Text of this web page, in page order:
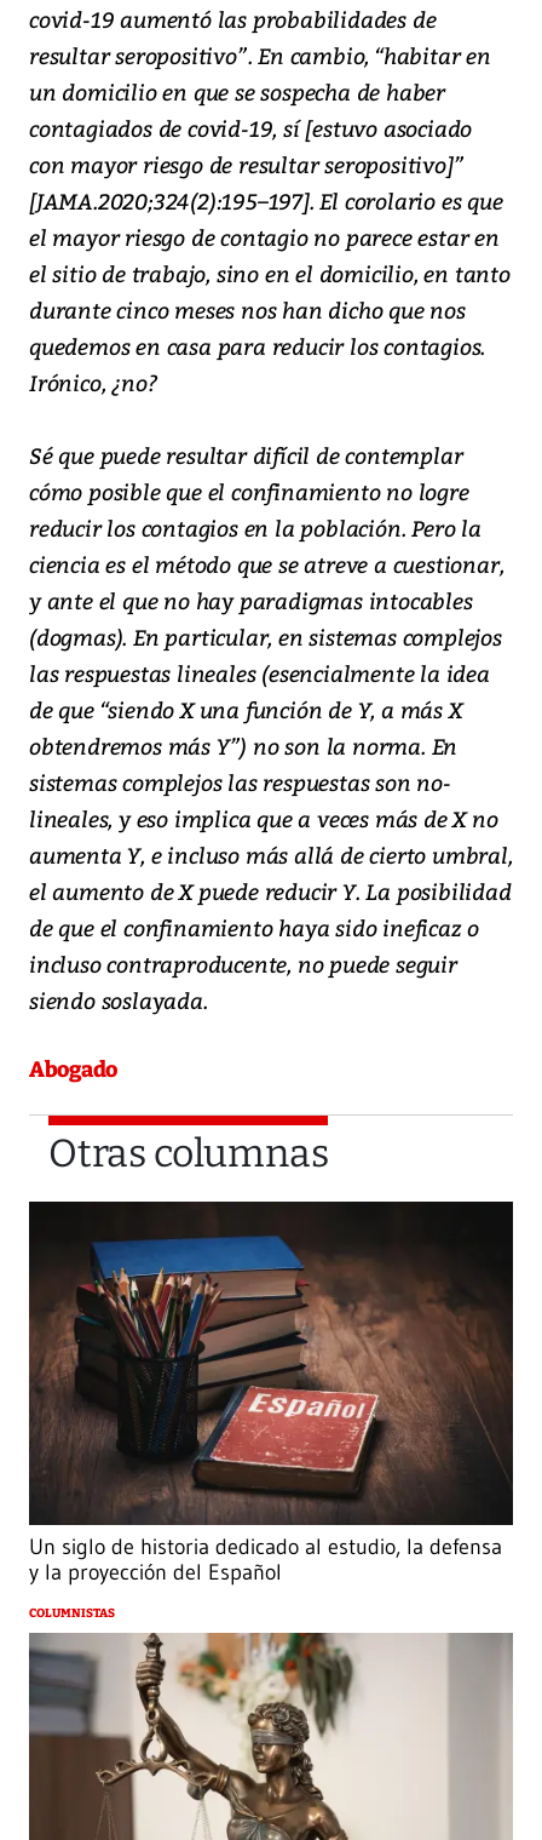
covid-19 aumentó las probabilidades de
resultar seropositivo”. En cambio, “habitar en
un domicilio en que se sospecha de haber
contagiados de covid-19, sí [estuvo asociado
con mayor riesgo de resultar seropositivo]”
[JAMA.2020;324(2):195–197]. El corolario es que
el mayor riesgo de contagio no parece estar en
el sitio de trabajo, sino en el domicilio, en tanto
durante cinco meses nos han dicho que nos
quedemos en casa para reducir los contagios.
Irónico, ¿no?
Sé que puede resultar difícil de contemplar
cómo posible que el confinamiento no logre
reducir los contagios en la población. Pero la
ciencia es el método que se atreve a cuestionar,
y ante el que no hay paradigmas intocables
(dogmas). En particular, en sistemas complejos
las respuestas lineales (esencialmente la idea
de que “siendo X una función de Y, a más X
obtendremos más Y”) no son la norma. En
sistemas complejos las respuestas son no-
lineales, y eso implica que a veces más de X no
aumenta Y, e incluso más allá de cierto umbral,
el aumento de X puede reducir Y. La posibilidad
de que el confinamiento haya sido ineficaz o
incluso contraproducente, no puede seguir
siendo soslayada.
Abogado
Otras columnas
Un siglo de historia dedicado al estudio, la defensa
y la proyección del Español
COLUMNISTAS